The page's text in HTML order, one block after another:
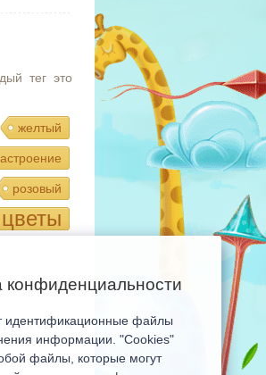
тег это
желтый
розовый
цветы
сайта
конфиденциальности
идентификационные файлы
информации. "Cookies"
файлы, которые могут